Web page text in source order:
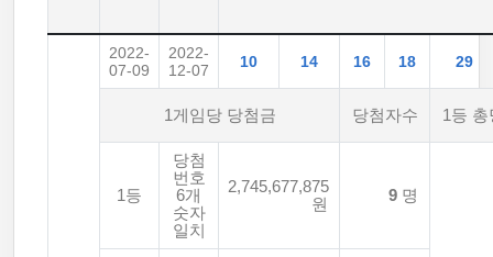
2022-
07-09
2022-
12-07
10 14 16 18 29
1게임당 당첨금 당첨자수 1등 총
1등
당첨
번호
6개
숫자
일치
2,745,677,875
원
9 명